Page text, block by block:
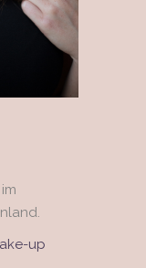
up